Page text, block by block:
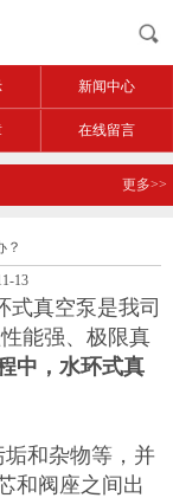
新闻中心
在线留言
更多>>
？
13
真空泵是我司
能强、极限真
中，水环式真
和杂物等，并
和阀座之间出